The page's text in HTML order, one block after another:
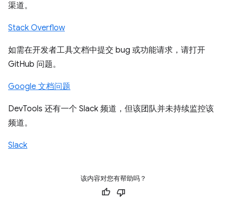
渠道。
Stack Overflow
如需在开发者工具文档中提交 bug 或功能请求，请打开
GitHub 问题。
Google 文档问题
DevTools 还有一个 Slack 频道，但该团队并未持续监控该
频道。
Slack
该内容对您有帮助吗？